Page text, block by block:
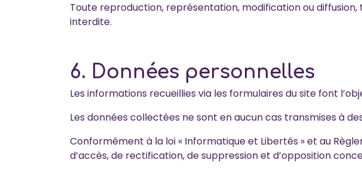
Toute reproduction, représentation, modification ou
interdite.
6. Données personnelles
Les informations recueillies via les formulaires du site font
Les données collectées ne sont en aucun cas transmises à
Conformément à la loi « Informatique et Libertés » et au
d’accès, de rectification, de suppression et d’opposition